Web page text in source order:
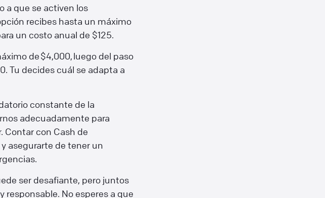
a que se activen los
recibes hasta un máximo
un costo anual de $125.
de $4,000, luego del paso
Tu decides cuál se adapta a
constante de la
adecuadamente para
Contar con Cash de
asegurarte de tener un
ser desafiante, pero juntos
responsable. No esperes a que